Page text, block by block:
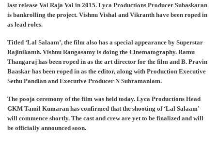
last release Vai Raja Vai in 2015. Lyca Productions Producer Subaskaran
is bankrolling the project. Vishnu Vishal and Vikranth have been roped in
as lead roles.
Titled ‘Lal Salaam’, the film also has a special appearance by Superstar
Rajinikanth. Vishnu Rangasamy is doing the Cinematography. Ramu
Thangaraj has been roped in as the art director for the film and B. Pravin
Baaskar has been roped in as the editor, along with Production Executive
Sethu Pandian and Executive Producer N Subramaniam.
The pooja ceremony of the film was held today. Lyca Productions Head
GKM Tamil Kumaran has confirmed that the shooting of ‘Lal Salaam’
will commence shortly. The cast and crew are yet to be finalized and will
be officially announced soon.